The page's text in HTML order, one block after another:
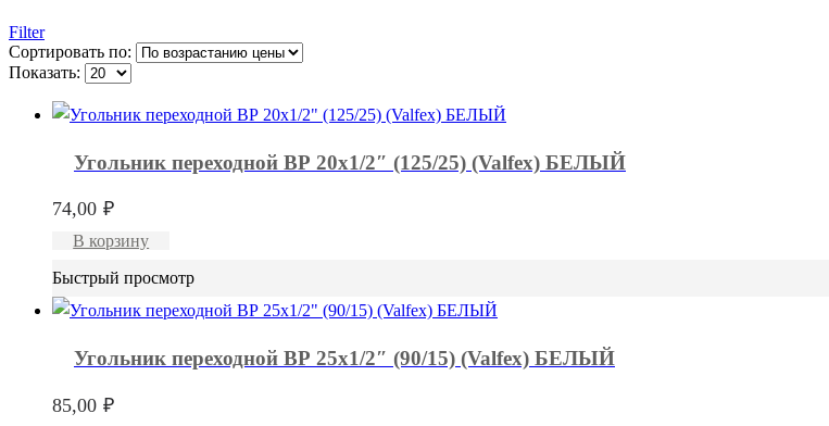
Filter
Сортировать по:
Показать:
Угольник переходной ВР 20х1/2″ (125/25) (Valfex) БЕЛЫЙ
74,00 ₽
В корзину
Быстрый просмотр
Угольник переходной ВР 25х1/2″ (90/15) (Valfex) БЕЛЫЙ
85,00 ₽